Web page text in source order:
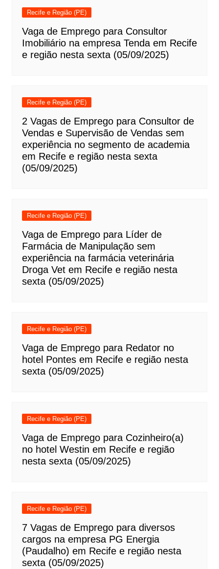
Recife e Região (PE)
Vaga de Emprego para Consultor
Imobiliário na empresa Tenda em Recife
e região nesta sexta (05/09/2025)
Recife e Região (PE)
2 Vagas de Emprego para Consultor de
Vendas e Supervisão de Vendas sem
experiência no segmento de academia
em Recife e região nesta sexta
(05/09/2025)
Recife e Região (PE)
Vaga de Emprego para Líder de
Farmácia de Manipulação sem
experiência na farmácia veterinária
Droga Vet em Recife e região nesta
sexta (05/09/2025)
Recife e Região (PE)
Vaga de Emprego para Redator no
hotel Pontes em Recife e região nesta
sexta (05/09/2025)
Recife e Região (PE)
Vaga de Emprego para Cozinheiro(a)
no hotel Westin em Recife e região
nesta sexta (05/09/2025)
Recife e Região (PE)
7 Vagas de Emprego para diversos
cargos na empresa PG Energia
(Paudalho) em Recife e região nesta
sexta (05/09/2025)